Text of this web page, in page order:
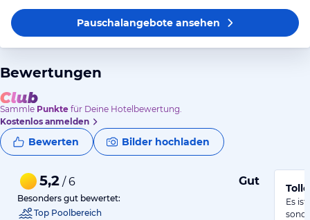
Pauschalangeboteansehen
Bewertungen
Sammle Punkte für Deine Hotelbewertung.
Kostenlos anmelden
Bewerten Bilder hochladen
5,2 / 6 Gut
Besonders gut bewertet:
Top Poolbereich
Es